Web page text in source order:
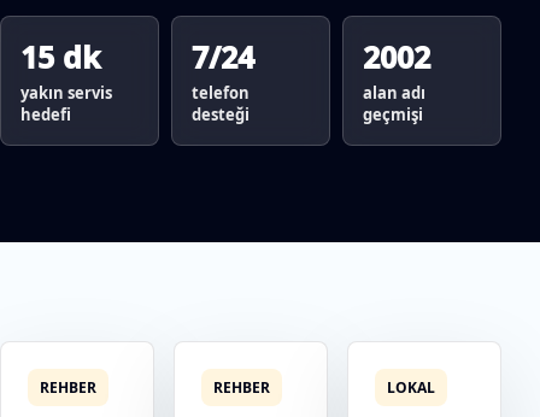
15 dk
yakın servis
hedefi
7/24
telefon
desteği
2002
alan adı
geçmişi
REHBER REHBER LOKAL